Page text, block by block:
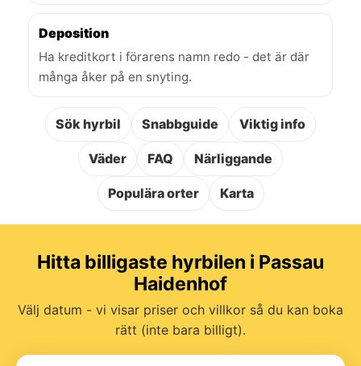
Deposition
Ha kreditkort i förarens namn redo - det är där
många åker på en snyting.
Sök hyrbil Snabbguide Viktig info
Väder FAQ Närliggande
Populära orter Karta
Hitta billigaste hyrbilen i Passau
Haidenhof
Välj datum - vi visar priser och villkor så du kan boka
rätt (inte bara billigt).